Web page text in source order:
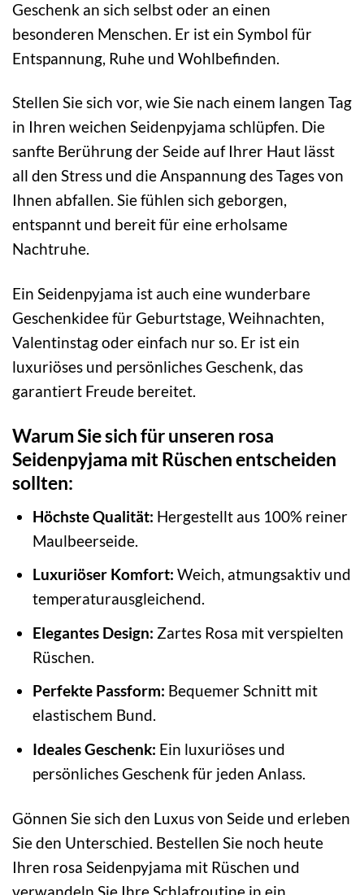
Geschenk an sich selbst oder an einen
besonderen Menschen. Er ist ein Symbol für
Entspannung, Ruhe und Wohlbefinden.
Stellen Sie sich vor, wie Sie nach einem langen Tag
in Ihren weichen Seidenpyjama schlüpfen. Die
sanfte Berührung der Seide auf Ihrer Haut lässt
all den Stress und die Anspannung des Tages von
Ihnen abfallen. Sie fühlen sich geborgen,
entspannt und bereit für eine erholsame
Nachtruhe.
Ein Seidenpyjama ist auch eine wunderbare
Geschenkidee für Geburtstage, Weihnachten,
Valentinstag oder einfach nur so. Er ist ein
luxuriöses und persönliches Geschenk, das
garantiert Freude bereitet.
Warum Sie sich für unseren rosa
Seidenpyjama mit Rüschen entscheiden
sollten:
Höchste Qualität: Hergestellt aus 100% reiner
Maulbeerseide.
Luxuriöser Komfort: Weich, atmungsaktiv und
temperaturausgleichend.
Elegantes Design: Zartes Rosa mit verspielten
Rüschen.
Perfekte Passform: Bequemer Schnitt mit
elastischem Bund.
Ideales Geschenk: Ein luxuriöses und
persönliches Geschenk für jeden Anlass.
Gönnen Sie sich den Luxus von Seide und erleben
Sie den Unterschied. Bestellen Sie noch heute
Ihren rosa Seidenpyjama mit Rüschen und
verwandeln Sie Ihre Schlafroutine in ein